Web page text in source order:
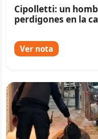
Cipolletti: un
perdigones en la
Ver nota